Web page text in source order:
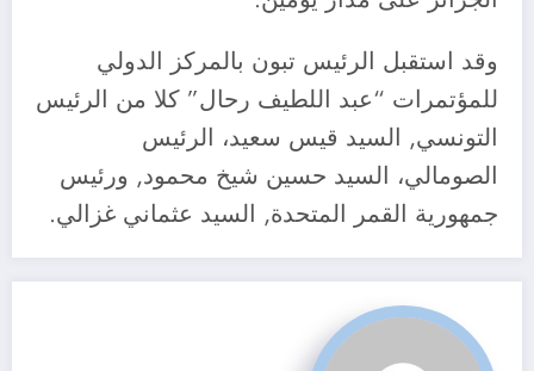
وقد استقبل الرئيس تبون بالمركز الدولي
للمؤتمرات “عبد اللطيف رحال” كلا من الرئيس
التونسي, السيد قيس سعيد، الرئيس
الصومالي، السيد حسين شيخ محمود, ورئيس
جمهورية القمر المتحدة, السيد عثماني غزالي.